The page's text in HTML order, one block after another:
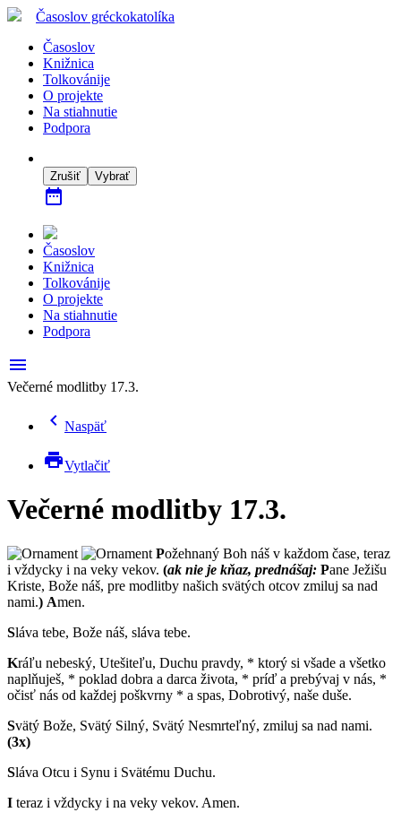
Časoslov gréckokatolíka
Časoslov
Knižnica
Tolkovánije
O projekte
Na stiahnutie
Podpora
Zrušiť Vybrať
date_range
Časoslov
Knižnica
Tolkovánije
O projekte
Na stiahnutie
Podpora
menu
Večerné modlitby 17.3.
chevron_left Naspäť
printVytlačiť
Večerné modlitby 17.3.
Požehnaný Boh náš v každom čase, teraz
i vždycky i na veky vekov. (ak nie je kňaz, prednášaj: Pane Ježišu
Kriste, Bože náš, pre modlitby našich svätých otcov zmiluj sa nad
nami.) Amen.
Sláva tebe, Bože náš, sláva tebe.
Kráľu nebeský, Utešiteľu, Duchu pravdy, * ktorý si všade a všetko
naplňuješ, * poklad dobra a darca života, * príď a prebývaj v nás, *
očisť nás od každej poškvrny * a spas, Dobrotivý, naše duše.
Svätý Bože, Svätý Silný, Svätý Nesmrteľný, zmiluj sa nad nami.
(3x)
Sláva Otcu i Synu i Svätému Duchu.
I teraz i vždycky i na veky vekov. Amen.